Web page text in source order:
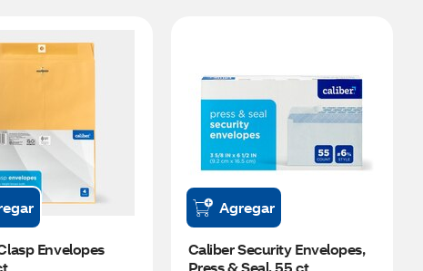
Envelopes
Agregar
Caliber Security Envelopes,
Press & Seal, 55 ct